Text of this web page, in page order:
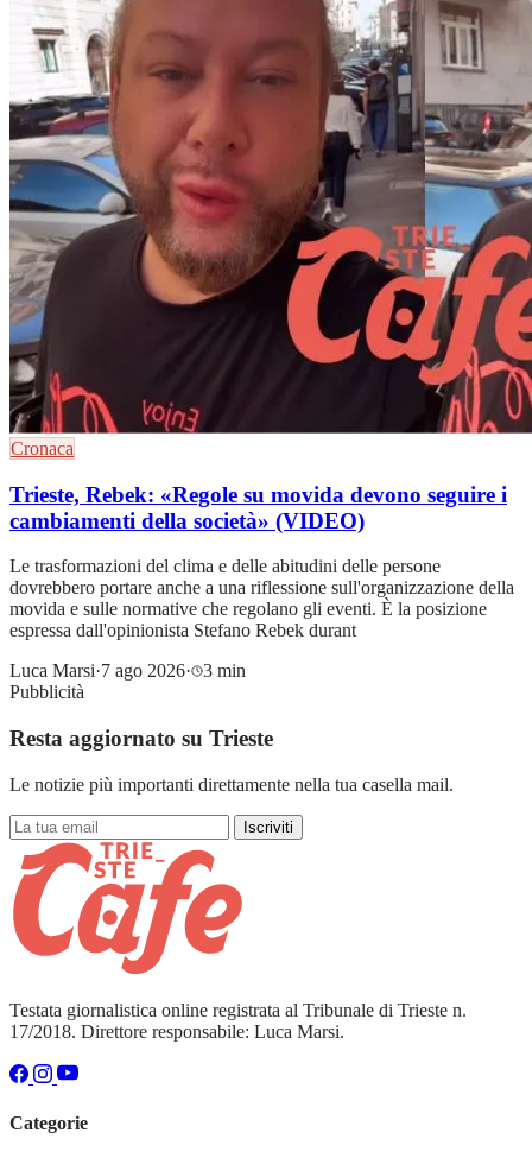
Cronaca
Trieste, Rebek: «Regole su movida devono seguire i
cambiamenti della società» (VIDEO)
Le trasformazioni del clima e delle abitudini delle persone
dovrebbero portare anche a una riflessione sull'organizzazione della
movida e sulle normative che regolano gli eventi. È la posizione
espressa dall'opinionista Stefano Rebek durant
Luca Marsi·7 ago 2026·
3 min
Pubblicità
Resta aggiornato su Trieste
Le notizie più importanti direttamente nella tua casella mail.
Iscriviti
Testata giornalistica online registrata al Tribunale di Trieste n.
17/2018. Direttore responsabile: Luca Marsi.
Categorie